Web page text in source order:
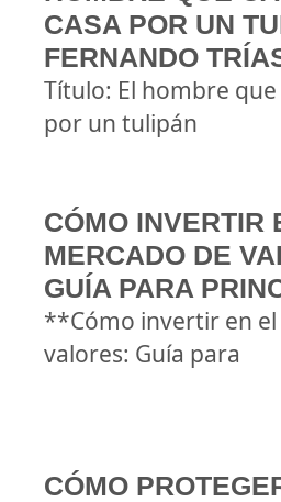
CASA POR UN
FERNANDO
Título: El hombre que
por un tulipán
CÓMO INVERTIR
MERCADO DE
GUÍA PARA
**Cómo invertir en
valores: Guía para
CÓMO